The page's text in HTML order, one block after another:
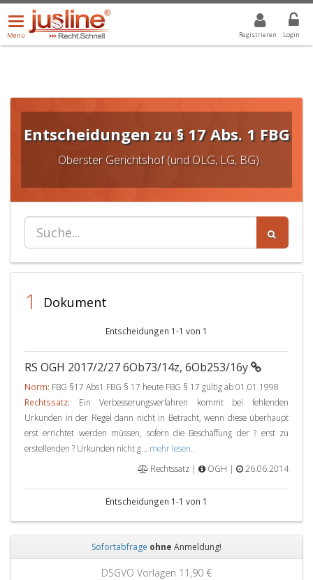
Registrieren Login
Menü
öffnen/schließen
Menü
ALLE DROPDOWN: GEWÄHLTER WERT IST ALLE
Entscheidungen zu § 17 Abs. 1 FBG
Oberster Gerichtshof (und OLG, LG, BG)
1 Dokument
Entscheidungen 1-1 von 1
RS OGH 2017/2/27 6Ob73/14z, 6Ob253/16y
Norm: FBG §17 Abs1 FBG § 17 heute FBG § 17 gültig ab 01.01.1998
Rechtssatz: Ein Verbesserungsverfahren kommt bei fehlenden
Urkunden in der Regel dann nicht in Betracht, wenn diese überhaupt
erst errichtet werden müssen, sofern die Beschaffung der ? erst zu
erstellenden ? Urkunden nicht g... mehr lesen...
Rechtssatz |
OGH | 26.06.2014
Entscheidungen 1-1 von 1
Sofortabfrage ohne Anmeldung!
DSGVO Vorlagen 11,90 €